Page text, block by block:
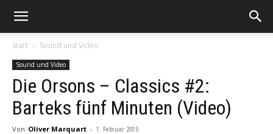
Start Sound und Video
Sound und Video
Die Orsons – Classics #2:
Barteks fünf Minuten (Video)
Von Oliver Marquart - 1. Februar 2015